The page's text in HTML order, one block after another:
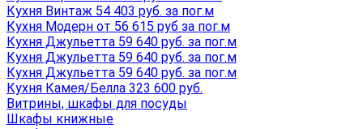
Кухня Винтаж 54 403 руб. за пог.м
Кухня Модерн от 56 615 руб за пог.м
Кухня Джульетта 59 640 руб. за пог.м
Кухня Джульетта 59 640 руб. за пог.м
Кухня Джульетта 59 640 руб. за пог.м
Кухня Камея/Белла 323 600 руб.
Витрины, шкафы для посуды
Шкафы книжные